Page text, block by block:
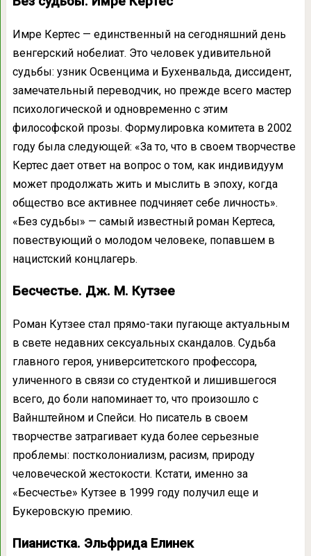
Имре Кертес — единственный на сегодняшний день
венгерский нобелиат. Это человек удивительной
судьбы: узник Освенцима и Бухенвальда, диссидент,
замечательный переводчик, но прежде всего мастер
психологической и одновременно с этим
философской прозы. Формулировка комитета в 2002
году была следующей: «За то, что в своем творчестве
Кертес дает ответ на вопрос о том, как индивидуум
может продолжать жить и мыслить в эпоху, когда
общество все активнее подчиняет себе личность».
«Без судьбы» — самый известный роман Кертеса,
повествующий о молодом человеке, попавшем в
нацистский концлагерь.
Бесчестье. Дж. М. Кутзее
Роман Кутзее стал прямо-таки пугающе актуальным
в свете недавних сексуальных скандалов. Судьба
главного героя, университетского профессора,
уличенного в связи со студенткой и лишившегося
всего, до боли напоминает то, что произошло с
Вайнштейном и Спейси. Но писатель в своем
творчестве затрагивает куда более серьезные
проблемы: постколониализм, расизм, природу
человеческой жестокости. Кстати, именно за
«Бесчестье» Кутзее в 1999 году получил еще и
Букеровскую премию.
Пианистка. Эльфрида Елинек